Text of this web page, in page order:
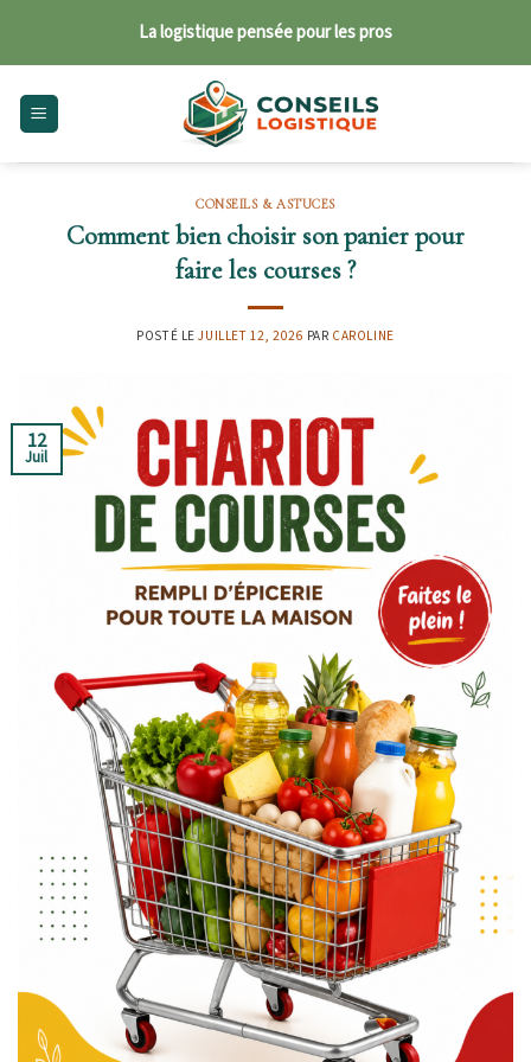
content
La logistique pensée pour les pros
CONSEILS & ASTUCES
Comment bien choisir son panier pour
faire les courses ?
POSTÉ LEJUILLET 12, 2026 PAR CAROLINE
12
Juil